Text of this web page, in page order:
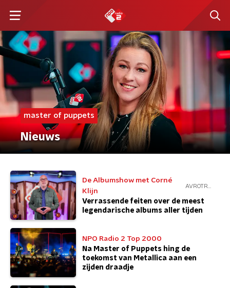
master of puppets
Nieuws
De Albumshow met Corné
Klijn
Verrassende feiten over de meest
legendarische albums aller tijden
NPO Radio 2 Top 2000
Na Master of Puppets hing de
toekomst van Metallica aan een
zijden draadje